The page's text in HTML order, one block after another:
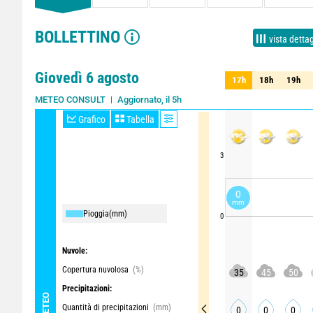
BOLLETTINO vista
Giovedì 6 agosto
METEO CONSULT Aggiornato, il 5h
METEO
Grafico Tabella
Pioggia(mm)
Nuvole:
Copertura nuvolosa (%)
Precipitazioni:
Quantità di precipitazioni (mm)
3
0
17h 18h 19h
17h 18h 19h
35 45 50
0 0 0
0
mm